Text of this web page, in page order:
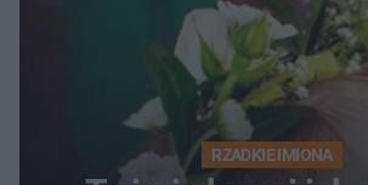
RZADKIE IMIONA